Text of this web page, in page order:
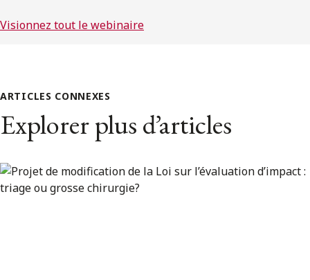
Visionnez tout le webinaire
ARTICLES CONNEXES
Explorer plus d’articles